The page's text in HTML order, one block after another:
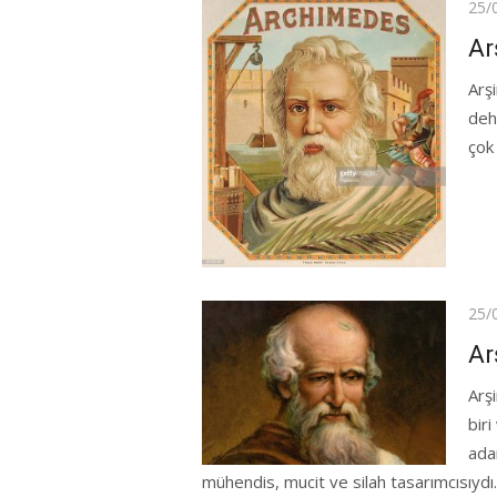
25/
çok
25/
biri
mühendis, mucit ve silah